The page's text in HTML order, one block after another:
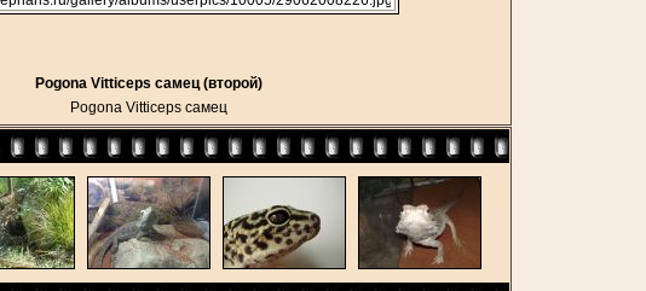
Pogona Vitticeps самец (второй)
Pogona Vitticeps самец